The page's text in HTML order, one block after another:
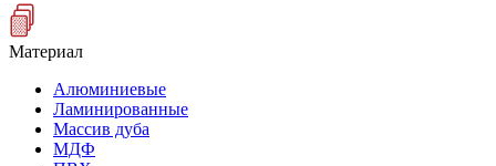
Материал
Алюминиевые
Ламинированные
Массив дуба
МДФ